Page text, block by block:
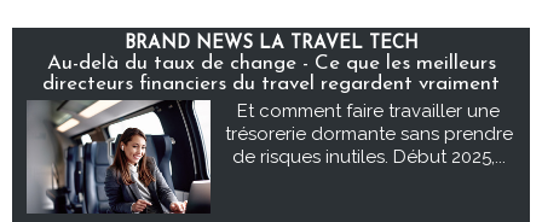
BRAND NEWS LA TRAVEL TECH
Au-delà du taux de change - Ce que les meilleurs
directeurs financiers du travel regardent vraiment
Et comment faire travailler une
trésorerie dormante sans prendre
de risques inutiles. Début 2025,...